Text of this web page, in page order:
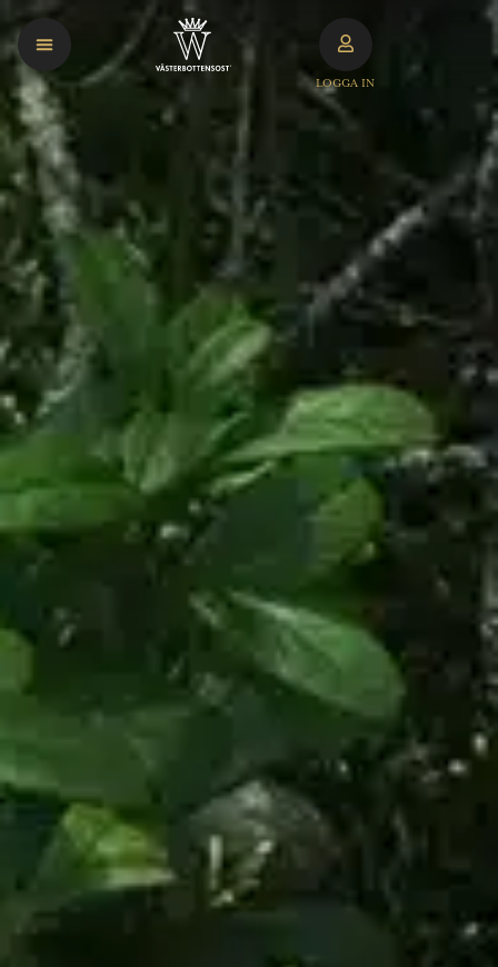
LOGGA IN